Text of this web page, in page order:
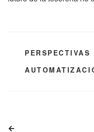
CATEGORÍAS
PERSPECTIVAS
ETIQUETAS
Navegación